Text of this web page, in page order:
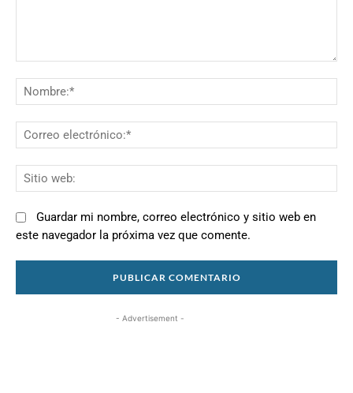
Guardar mi nombre, correo electrónico y sitio web en
este navegador la próxima vez que comente.
- Advertisement -